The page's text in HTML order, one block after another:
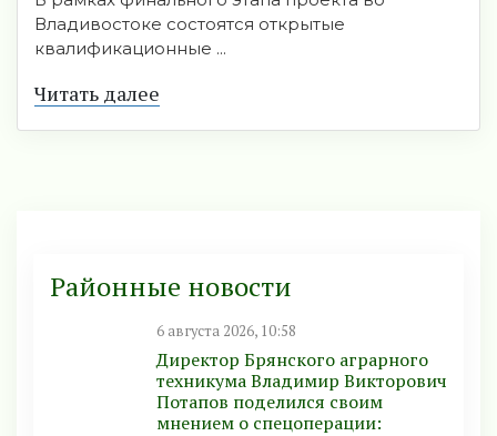
Владивостоке состоятся открытые
квалификационные ...
Читать далее
Районные новости
6 августа 2026, 10:58
Директор Брянского аграрного
техникума Владимир Викторович
Потапов поделился своим
мнением о спецоперации: